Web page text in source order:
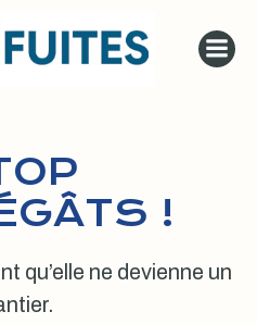
au
contenu
!
qu’elle ne devienne un